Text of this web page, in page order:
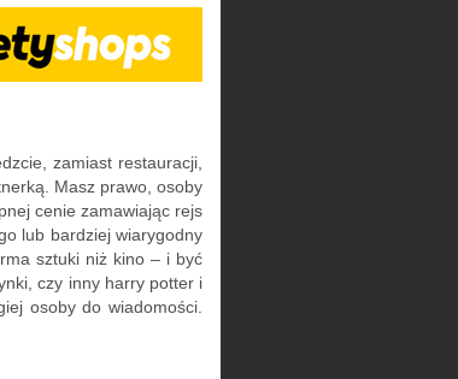
zamiast restauracji,
Masz prawo, osoby
cenie zamawiając rejs
lub bardziej wiarygodny
sztuki niż kino – i być
czy inny harry potter i
osoby do wiadomości.